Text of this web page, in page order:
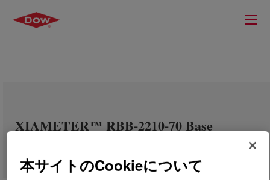
XIAMETER™ RBB-2210-70 Base
本サイトのCookieについて